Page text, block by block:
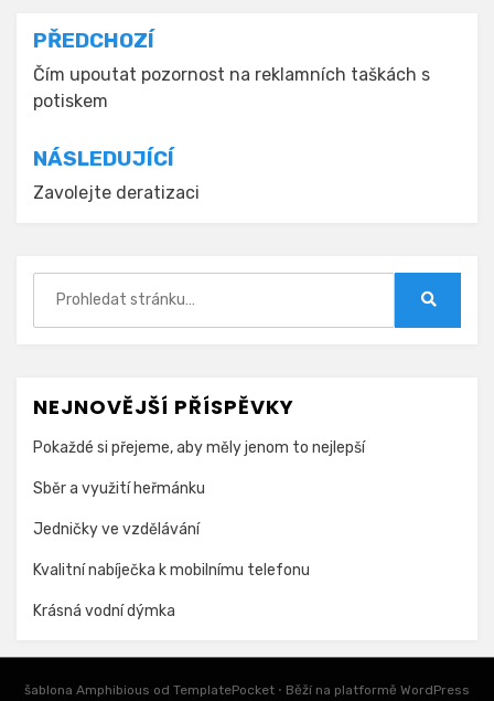
Navigace
pro
příspěvek
PŘEDCHOZÍ
Čím upoutat pozornost na reklamních taškách s
potiskem
NÁSLEDUJÍCÍ
Zavolejte deratizaci
NEJNOVĚJŠÍ PŘÍSPĚVKY
Pokaždé si přejeme, aby měly jenom to nejlepší
Sběr a využití heřmánku
Jedničky ve vzdělávání
Kvalitní nabíječka k mobilnímu telefonu
Krásná vodní dýmka
šablona Amphibious od TemplatePocket ⋅ Běží na platformě WordPress